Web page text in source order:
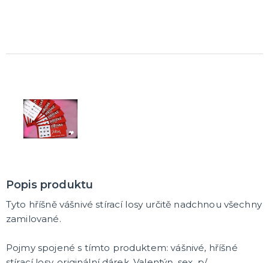
Popis produktu
Tyto hříšně vášnivé stírací losy určitě nadchnou všechny
zamilované.
Pojmy spojené s tímto produktem: vášnivé, hříšné